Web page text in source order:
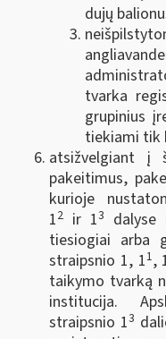
dujų
tvarka
grupinius
tiekiami tik
atsižvelgiant į
pakeitimus,
kurioje
12 ir 13
tiesiogiai arba
straipsnio 1, 11,
taikymo tvarką
institucija.
straipsnio 13